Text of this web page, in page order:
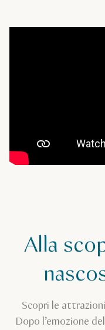
Alla
Scopri le
Dopo l’emozione